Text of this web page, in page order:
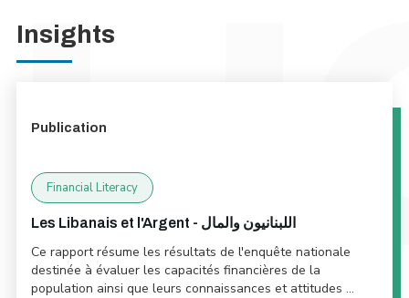
Insights
Publication
Financial Literacy
Les Libanais et l'Argent - اللبنانيون والمال
Ce rapport résume les résultats de l'enquête nationale
destinée à évaluer les capacités financières de la
population ainsi que leurs connaissances et attitudes ...